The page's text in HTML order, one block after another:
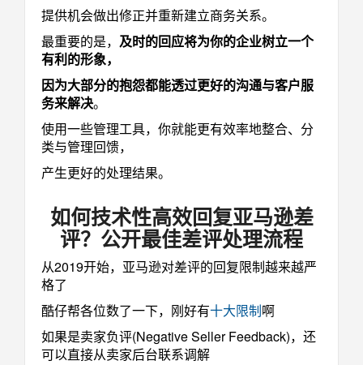
提供机会做出修正并重新建立商务关系。
最重要的是， 及时的回应将为你的企业树立一个
有利的形象，
因为大部分的抱怨都能透过更好的沟通与客户服
务来解决。
使用一些管理工具，你就能更有效率地整合、分
类与管理回馈，
产生更好的处理结果。
如何技术性高效回复亚马逊差
评？公开最佳差评处理流程
从2019开始，亚马逊对差评的回复限制越来越严
格了
酷仔帮各位数了一下，刚好有十大限制啊
如果是卖家负评(Negative Seller Feedback)，还
可以直接从卖家后台联系调解